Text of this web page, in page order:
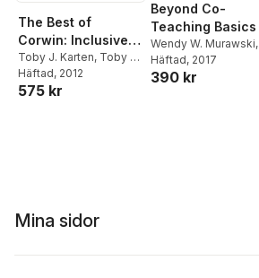
The Best of
Corwin: Inclusive
Practices
Toby J. Karten, Toby J.
Karten
Häftad, 2012
575 kr
Beyond Co-
Teaching Basics
Wendy W. Murawski,
Wendy W. Lochner
Häftad, 2017
390 kr
Mina sidor